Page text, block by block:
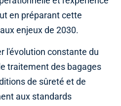
en préparant cette
enjeux de 2030.
l'évolution constante du
traitement des bagages
de sûreté et de
aux standards